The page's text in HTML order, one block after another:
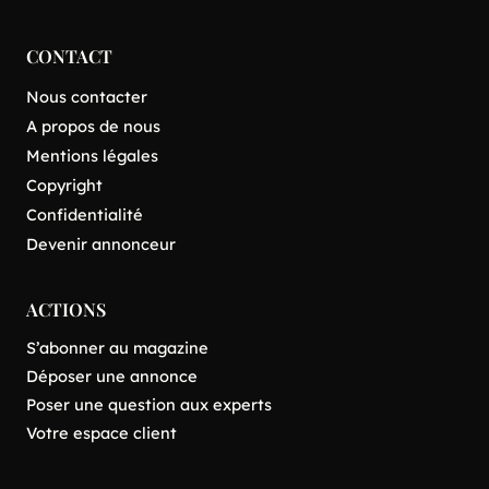
CONTACT
Nous contacter
A propos de nous
Mentions légales
Copyright
Confidentialité
Devenir annonceur
ACTIONS
S’abonner au magazine
Déposer une annonce
Poser une question aux experts
Votre espace client